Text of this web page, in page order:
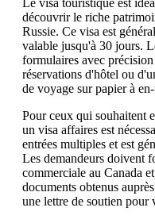
découvrir le riche
Russie. Ce visa est
valable jusqu'à 30 jours.
formulaires avec
réservations d'hôtel ou
de voyage sur papier à
Pour ceux qui souhaitent
un visa affaires est
entrées multiples et est
Les demandeurs doivent
commerciale au Canada
documents obtenus
une lettre de soutien pour